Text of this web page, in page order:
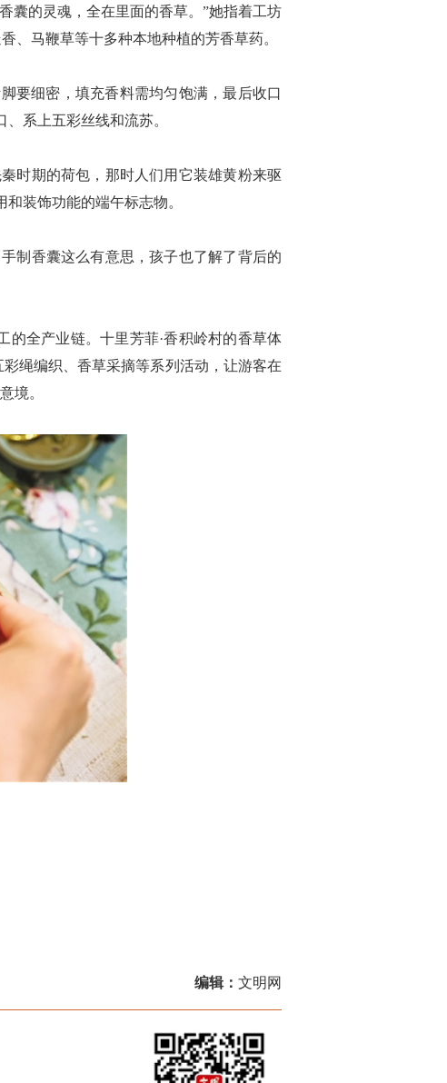
的灵魂，全在里面的香草。”她指着工坊
、马鞭草等十多种本地种植的芳香草药。
要细密，填充香料需均匀饱满，最后收口
系上五彩丝线和流苏。
时期的荷包，那时人们用它装雄黄粉来驱
装饰功能的端午标志物。
制香囊这么有意思，孩子也了解了背后的
全产业链。十里芳菲·香积岭村的香草体
绳编织、香草采摘等系列活动，让游客在
境。
编辑： 文明网